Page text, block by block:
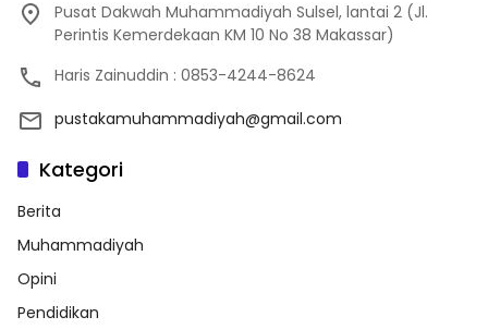
Pusat Dakwah Muhammadiyah Sulsel, lantai 2 (Jl.
Perintis Kemerdekaan KM 10 No 38 Makassar)
Haris Zainuddin : 0853-4244-8624
pustakamuhammadiyah@gmail.com
Kategori
Berita
Muhammadiyah
Opini
Pendidikan